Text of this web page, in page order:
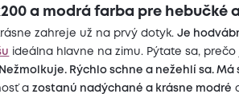
a modrá farba pre hebučké
zahreje už na prvý dotyk.Je
ideálna hlavne na zimu. Pýtate sa,
Rýchlo schne a nežehlí sa.
azostanú nadýchané a krásne modré